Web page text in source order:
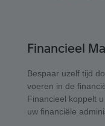
Financieel
Bespaar uzelf tijd
voeren in de
Financieel koppelt
uw financiële